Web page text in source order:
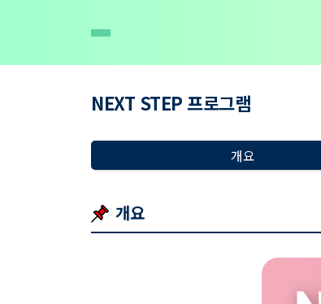
NEXT STEP 프로그램
개요
개요